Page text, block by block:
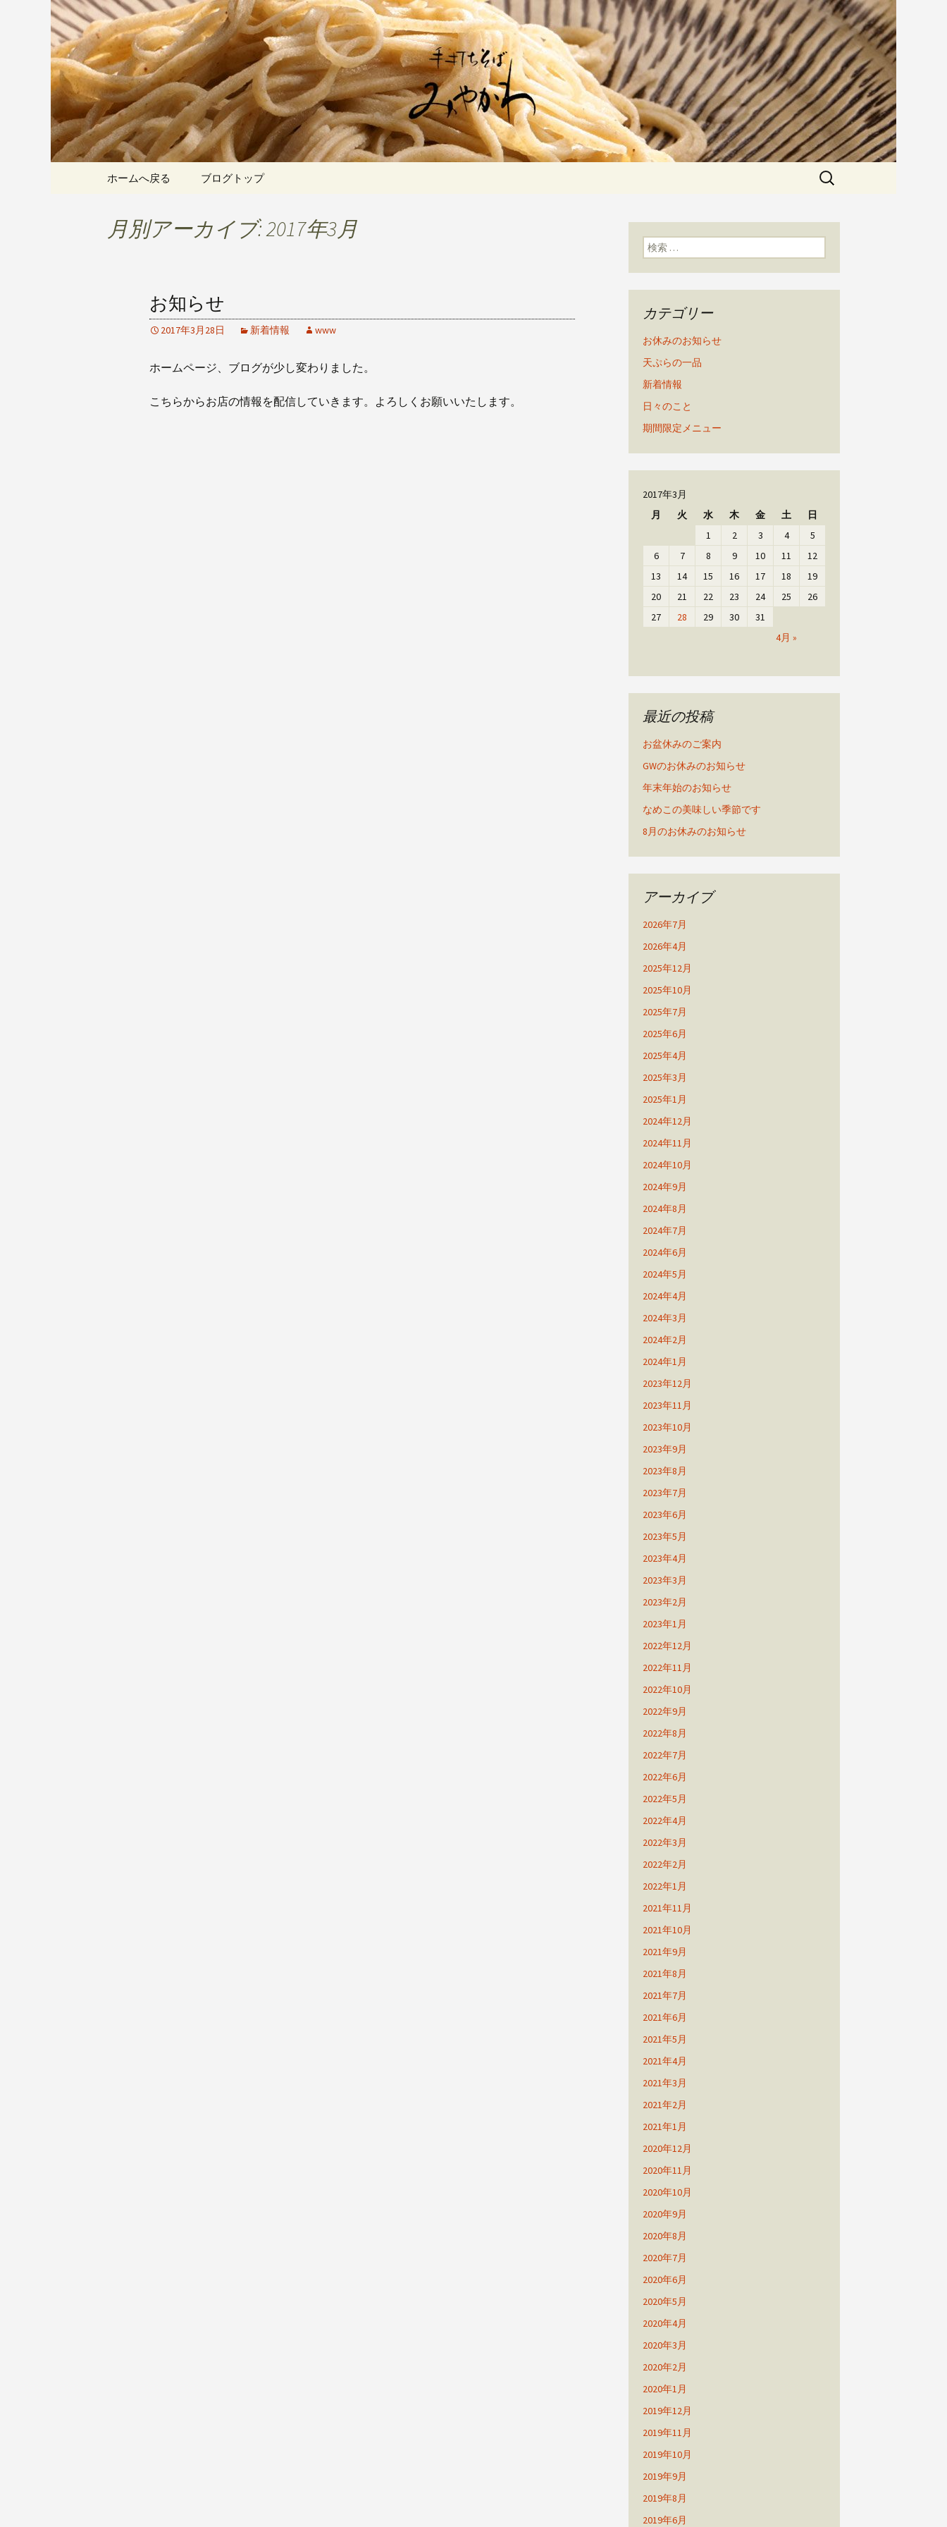
岡崎の「手打ちそば みやかわ」のブログ
です
愛知県岡崎市でひっそりと佇む「手打ちそばみやかわ」では自家製粉にこだわった一日十食限定の十
割そばをお楽しみいただけます。新しいそばや季節の食材を使用した天婦羅メニューなど新着情報は
こちら
コンテンツへ移動
ホームへ戻る ブログトップ
検
月別アーカイブ: 2017年3月
お知らせ
2017年3月28日 新着情報 www
ホームページ、ブログが少し変わりました。
こちらからお店の情報を配信していきます。よろしくお願いいたします。
検索:
カテゴリー
お休みのお知らせ
天ぷらの一品
新着情報
日々のこと
期間限定メニュー
2017年3月
月
火 水 木 金 土 日
4月 »
1 2 3 4
5
6
7 8 9 10 11
12
13
14 15 16 17 18
19
20
21 22 23 24 25
26
27
28 29 30 31
最近の投稿
お盆休みのご案内
GWのお休みのお知らせ
年末年始のお知らせ
なめこの美味しい季節です
8月のお休みのお知らせ
アーカイブ
2026年7月
2026年4月
2025年12月
2025年10月
2025年7月
2025年6月
2025年4月
2025年3月
2025年1月
2024年12月
2024年11月
2024年10月
2024年9月
2024年8月
2024年7月
2024年6月
2024年5月
2024年4月
2024年3月
2024年2月
2024年1月
2023年12月
2023年11月
2023年10月
2023年9月
2023年8月
2023年7月
2023年6月
2023年5月
2023年4月
2023年3月
2023年2月
2023年1月
2022年12月
2022年11月
2022年10月
2022年9月
2022年8月
2022年7月
2022年6月
2022年5月
2022年4月
2022年3月
2022年2月
2022年1月
2021年11月
2021年10月
2021年9月
2021年8月
2021年7月
2021年6月
2021年5月
2021年4月
2021年3月
2021年2月
2021年1月
2020年12月
2020年11月
2020年10月
2020年9月
2020年8月
2020年7月
2020年6月
2020年5月
2020年4月
2020年3月
2020年2月
2020年1月
2019年12月
2019年11月
2019年10月
2019年9月
2019年8月
2019年6月